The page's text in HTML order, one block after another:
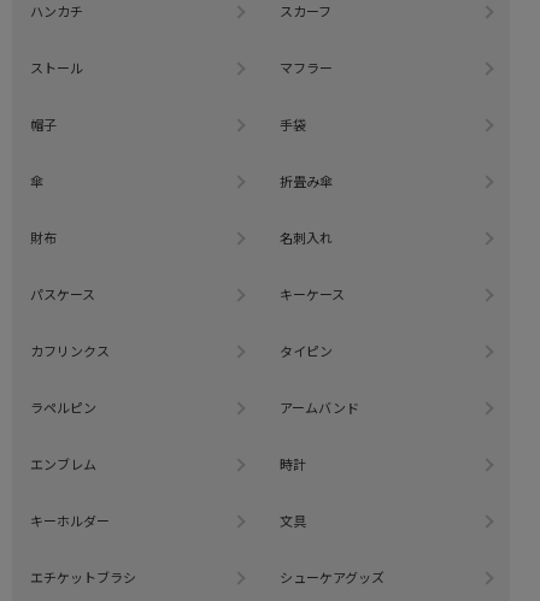
ハンカチ スカーフ
ストール マフラー
帽子 手袋
傘 折畳み傘
財布 名刺入れ
パスケース キーケース
カフリンクス タイピン
ラペルピン アームバンド
エンブレム 時計
キーホルダー 文具
エチケットブラシ シューケアグッズ